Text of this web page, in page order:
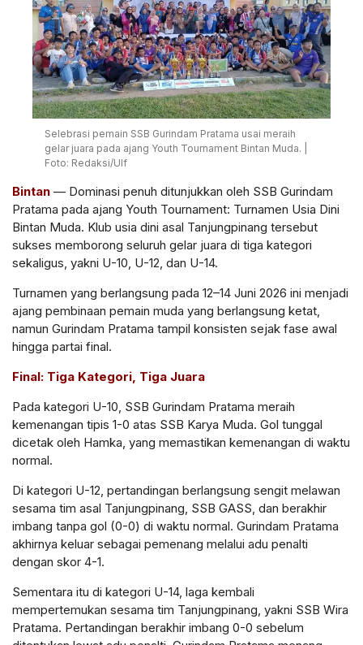
Selebrasi pemain SSB Gurindam Pratama usai meraih
gelar juara pada ajang Youth Tournament Bintan Muda. |
Foto: Redaksi/Ulf
Bintan — Dominasi penuh ditunjukkan oleh SSB Gurindam
Pratama pada ajang Youth Tournament: Turnamen Usia Dini
Bintan Muda. Klub usia dini asal Tanjungpinang tersebut
sukses memborong seluruh gelar juara di tiga kategori
sekaligus, yakni U-10, U-12, dan U-14.
Turnamen yang berlangsung pada 12–14 Juni 2026 ini menjadi
ajang pembinaan pemain muda yang berlangsung ketat,
namun Gurindam Pratama tampil konsisten sejak fase awal
hingga partai final.
Final: Tiga Kategori, Tiga Juara
Pada kategori U-10, SSB Gurindam Pratama meraih
kemenangan tipis 1-0 atas SSB Karya Muda. Gol tunggal
dicetak oleh Hamka, yang memastikan kemenangan di waktu
normal.
Di kategori U-12, pertandingan berlangsung sengit melawan
sesama tim asal Tanjungpinang, SSB GASS, dan berakhir
imbang tanpa gol (0-0) di waktu normal. Gurindam Pratama
akhirnya keluar sebagai pemenang melalui adu penalti
dengan skor 4-1.
Sementara itu di kategori U-14, laga kembali
mempertemukan sesama tim Tanjungpinang, yakni SSB Wira
Pratama. Pertandingan berakhir imbang 0-0 sebelum